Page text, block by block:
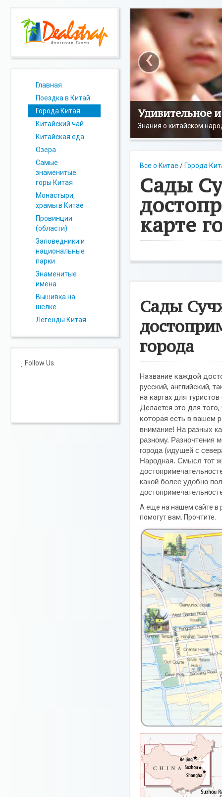
Главная
Поездка в Китай
Города Китая
Китайский чай
Китайская еда
Озера
Самые
знаменитые
горы Китая
Монастыри,
храмы в Китае
Провинции
(области)
Заповедники и
национальные
парки
Знаменитые
имена
Вышивка на
шелке
Легенды Китая
Follow Us
Удивительное
Знания о китайском
‹
Все о Китае / Города
Сады
карте
Сады
города
Название каждой
русский, английский,
на картах для
Делается это для
которая есть в вашем
внимание! На разных
разному. Разночтения
города (идущей с
Народная. Смысл тот
какой более удобно
А еще на нашем сайте в
помогут вам. Прочтите.